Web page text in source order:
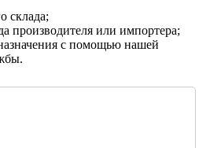
склада;
производителя или импортера;
с помощью нашей